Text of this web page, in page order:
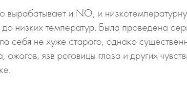
и NO, и
низких температур. Была проведена
себя не хуже старого, однако
ожогов, язв роговицы глаза и других